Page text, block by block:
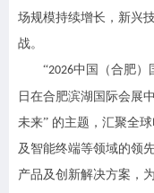
场规模持续增长，新兴
战。
“2026中国（合肥）
日在合肥滨湖国际会展
未来” 的主题，汇聚全
及智能终端等领域的领
产品及创新解决方案，